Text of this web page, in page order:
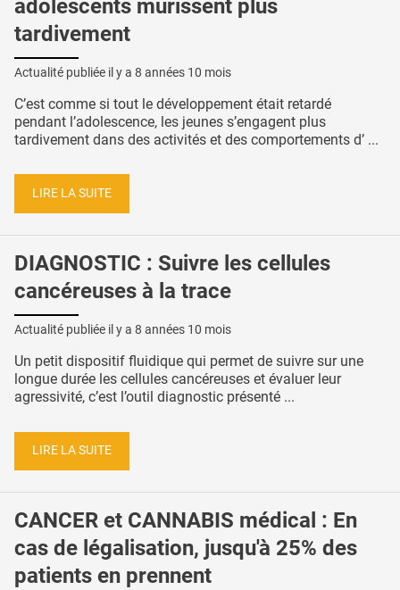
adolescents mûrissent plus
tardivement
Actualité publiée il y a 8 années 10 mois
C’est comme si tout le développement était retardé
pendant l’adolescence, les jeunes s’engagent plus
tardivement dans des activités et des comportements d’ ...
LIRE LA SUITE
DIAGNOSTIC : Suivre les cellules
cancéreuses à la trace
Actualité publiée il y a 8 années 10 mois
Un petit dispositif fluidique qui permet de suivre sur une
longue durée les cellules cancéreuses et évaluer leur
agressivité, c’est l’outil diagnostic présenté ...
LIRE LA SUITE
CANCER et CANNABIS médical : En
cas de légalisation, jusqu'à 25% des
patients en prennent